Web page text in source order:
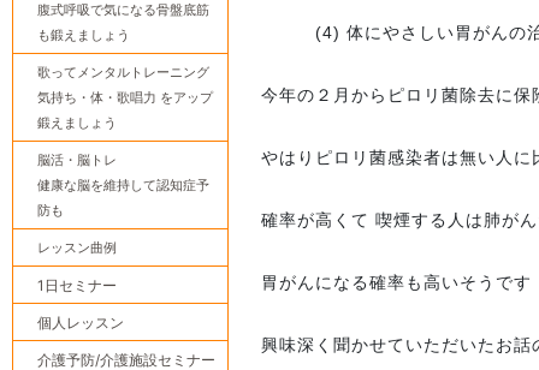
(4) 体にやさしい胃がんの治
今年の２月からピロリ菌除去に
やはりピロリ菌感染者は無い人
確率が高くて 喫煙する人は肺が
胃がんになる確率も高いそうです
興味深く聞かせていただいたお
腹式呼吸で気になる骨盤底筋
も鍛えましょう
歌ってメンタルトレーニング
気持ち・体・歌唱力 をアップ
鍛えましょう
脳活・脳トレ
健康な脳を維持して認知症予
防も
レッスン曲例
1日セミナー
個人レッスン
介護予防/介護施設セミナー